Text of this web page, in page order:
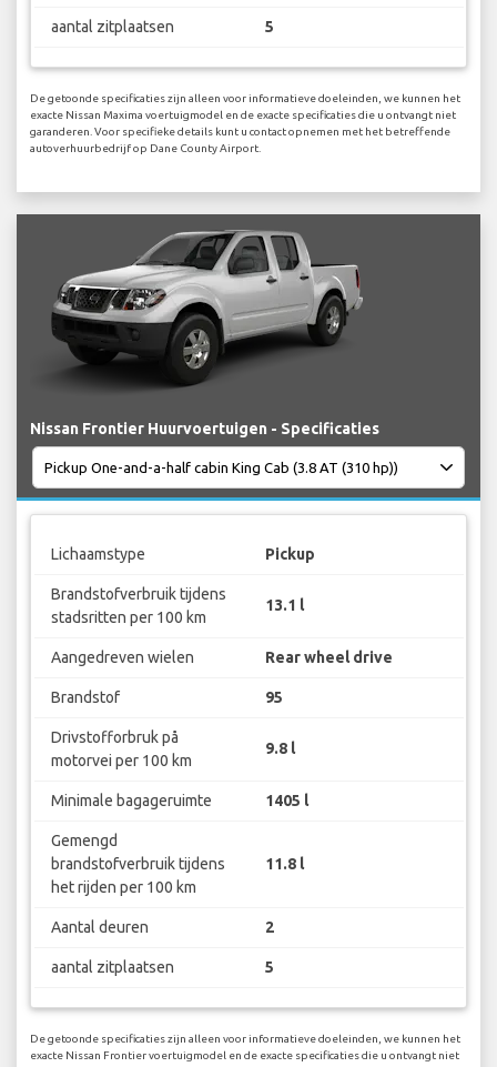
aantal zitplaatsen 5
De getoonde specificaties zijn alleen voor informatieve doeleinden, we kunnen het
exacte Nissan Maxima voertuigmodel en de exacte specificaties die u ontvangt niet
garanderen. Voor specifieke details kunt u contact opnemen met het betreffende
autoverhuurbedrijf op Dane County Airport.
Nissan Frontier Huurvoertuigen - Specificaties
Lichaamstype Pickup
Brandstofverbruik tijdens
stadsritten per 100 km
13.1 l
Aangedreven wielen Rear wheel drive
Brandstof 95
Drivstofforbruk på
motorvei per 100 km
9.8 l
Minimale bagageruimte 1405 l
Gemengd
brandstofverbruik tijdens
het rijden per 100 km
11.8 l
Aantal deuren 2
aantal zitplaatsen 5
De getoonde specificaties zijn alleen voor informatieve doeleinden, we kunnen het
exacte Nissan Frontier voertuigmodel en de exacte specificaties die u ontvangt niet